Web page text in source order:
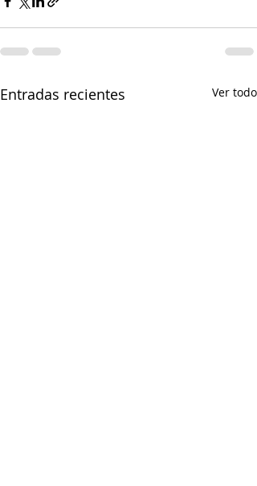
Entradas recientes Ver todo